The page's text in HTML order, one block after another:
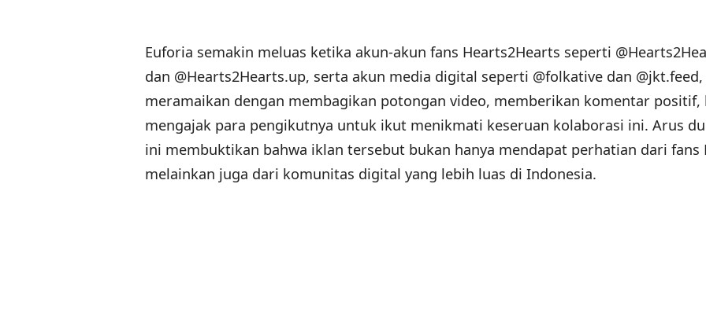
Euforia semakin meluas ketika akun-akun fans Hearts2Hearts seperti
dan @Hearts2Hearts.up, serta akun media digital seperti @folkative dan
meramaikan dengan membagikan potongan video, memberikan komentar positif,
mengajak para pengikutnya untuk ikut menikmati keseruan kolaborasi ini. Arus
ini membuktikan bahwa iklan tersebut bukan hanya mendapat perhatian dari fans
melainkan juga dari komunitas digital yang lebih luas di Indonesia.